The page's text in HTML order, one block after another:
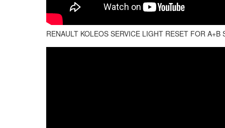
RENAULT KOLEOS SERVICE LIGHT RESET FOR A+B